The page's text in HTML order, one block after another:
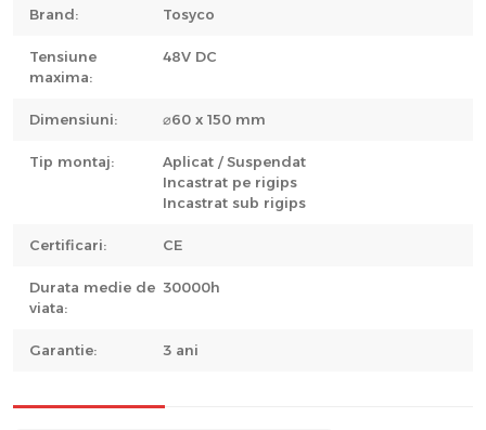
Brand: Tosyco
Tensiune
maxima:
48V DC
Dimensiuni: ⌀60 x 150 mm
Tip montaj:
Aplicat / Suspendat
Incastrat pe rigips
Incastrat sub rigips
Certificari: CE
Durata medie de
viata:
30000h
Garantie: 3 ani